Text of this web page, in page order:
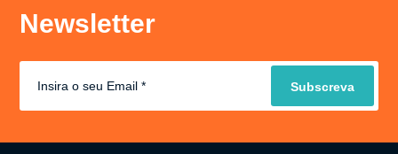
Newsletter